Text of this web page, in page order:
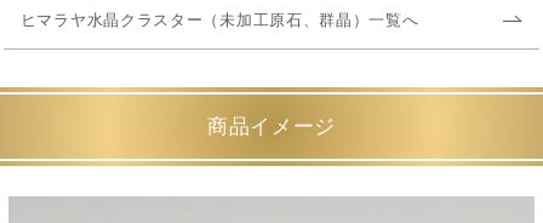
ヒマラヤ水晶クラスター（未加工原石、群晶）一覧へ
商品イメージ